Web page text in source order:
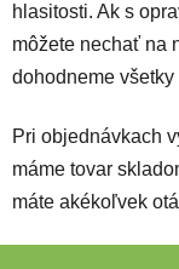
hlasitosti. Ak s
môžete nechať na
dohodneme všetky
Pri objednávkach
máme tovar
máte akékoľvek